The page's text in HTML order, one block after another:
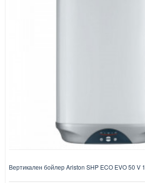
Вертикален бойлер Ariston SHP ECO EVO 50 V